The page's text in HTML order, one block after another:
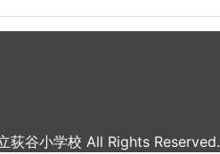
谷小学校 All Rights Reserved.